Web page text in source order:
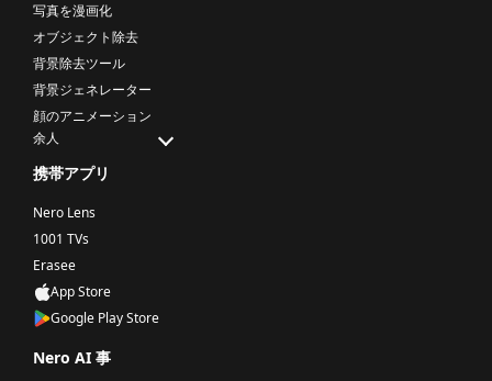
写真を漫画化
オブジェクト除去
背景除去ツール
背景ジェネレーター
顔のアニメーション
余人
携帯アプリ
Nero Lens
1001 TVs
Erasee
App Store
Google Play Store
Nero AI 事